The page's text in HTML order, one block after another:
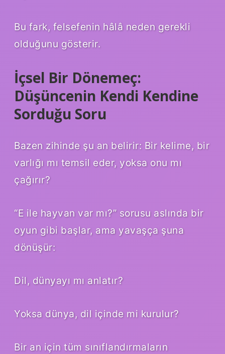
Bu fark, felsefenin hâlâ neden gerekli
olduğunu gösterir.
İçsel Bir Dönemeç:
Düşüncenin Kendi Kendine
Sorduğu Soru
Bazen zihinde şu an belirir: Bir kelime, bir
varlığı mı temsil eder, yoksa onu mı
çağırır?
“E ile hayvan var mı?” sorusu aslında bir
oyun gibi başlar, ama yavaşça şuna
dönüşür:
Dil, dünyayı mı anlatır?
Yoksa dünya, dil içinde mi kurulur?
Bir an için tüm sınıflandırmaların